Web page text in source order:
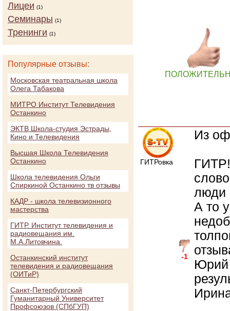
ГИТРовка
-1
Из
люди
А то
Юрий
Лицеи (1)
Семинары (1)
Тренинги (1)
Популярные отзывы:
Московская театральная школа
Олега Табакова
МИТРО Институт Телевидения
Останкино
ЭКТВ Школа-студия Эстрады,
Кино и Телевидения
Высшая Школа Телевидения
Останкино
Школа телевидения Ольги
Спиркиной Останкино тв отзывы
КАДР - школа телевизионного
мастерства
ГИТР. Институт телевидения и
радиовещания им.
М.А.Литовчина.
Останкинский институт
телевидения и радиовещания
(ОИТиР)
Санкт-Петербургский
Гуманитарный Университет
Профсоюзов (СПбГУП)